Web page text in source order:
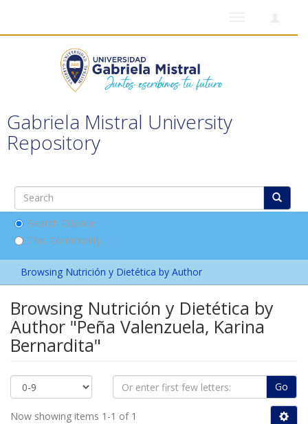
Gabriela Mistral University
Repository
Search DSpace
This Community
Browsing Nutrición y Dietética by Author
Browsing Nutrición y Dietética by
Author "Peña Valenzuela, Karina
Bernardita"
Go
Now showing items 1-1 of 1